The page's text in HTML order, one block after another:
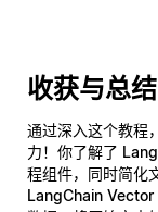
收获与总结
通过深入这个教程
力！你了解了
程组件，同时简化
LangChain Vector